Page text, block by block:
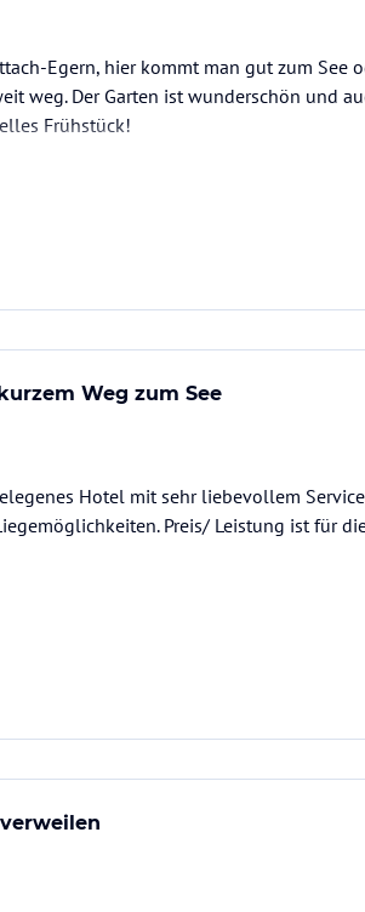
Egern, hier kommt man gut zum See
weg. Der Garten ist wunderschön und
Frühstück!
Weg zum See
Hotel mit sehr liebevollem
Preis/ Leistung ist für